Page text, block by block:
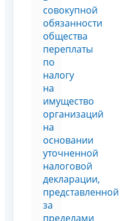
совокупной
обязанности
общества
переплаты
по
налогу
на
имущество
организаций
на
основании
уточненной
налоговой
декларации,
представленной
за
пределами